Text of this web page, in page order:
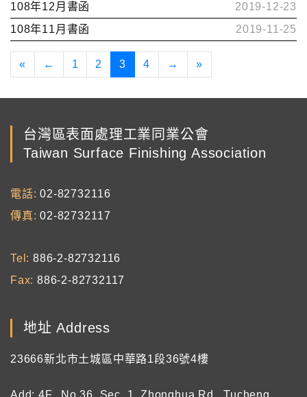
108年12月書函
2019-12-23
108年11月書函
2019-11-25
« ← 1 2 3 4 → »
台灣區表面處理工業同業公會
Taiwan Surface Finishing Association
電話
02-82732116
傳真
02-82732117
Tel
886-2-82732116
Fax 886-2-82732117
地址 Address
23666新北市土城區中華路1段36號4樓
Add: 4F., No.36, Sec. 1, Zhonghua Rd., Tucheng